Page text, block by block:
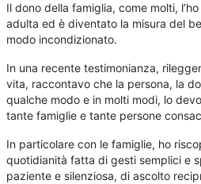
Il dono della famiglia, come molti,
adulta ed è diventato la misura del
modo incondizionato.
In una recente testimonianza,
vita, raccontavo che la persona, la
qualche modo e in molti modi, lo
tante famiglie e tante persone
In particolare con le famiglie, ho
quotidianità fatta di gesti semplici e
paziente e silenziosa, di ascolto